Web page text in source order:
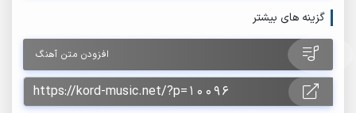
گزینه های بیشتر
افزودن متن آهنگ